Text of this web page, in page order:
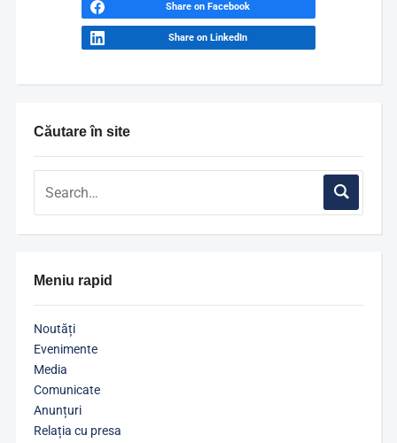
Căutare în site
Meniu rapid
Noutăți
Evenimente
Media
Comunicate
Anunțuri
Relația cu presa
Share on Facebook
Share on LinkedIn